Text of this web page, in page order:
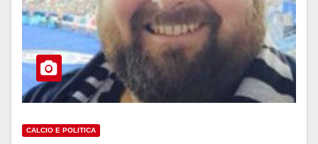
CALCIO E POLITICA